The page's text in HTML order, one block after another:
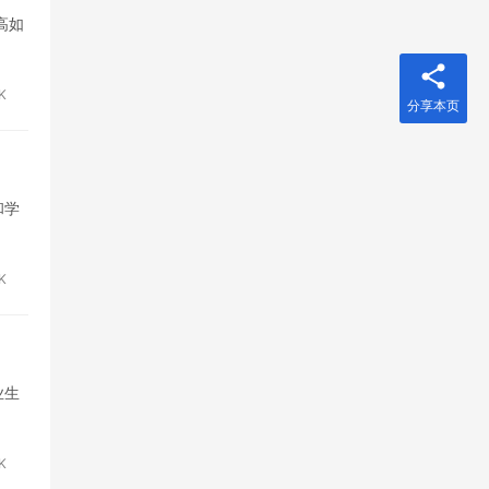
如
学
生
分享本页